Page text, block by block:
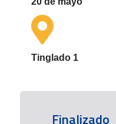
Tinglado 1
Finalizado